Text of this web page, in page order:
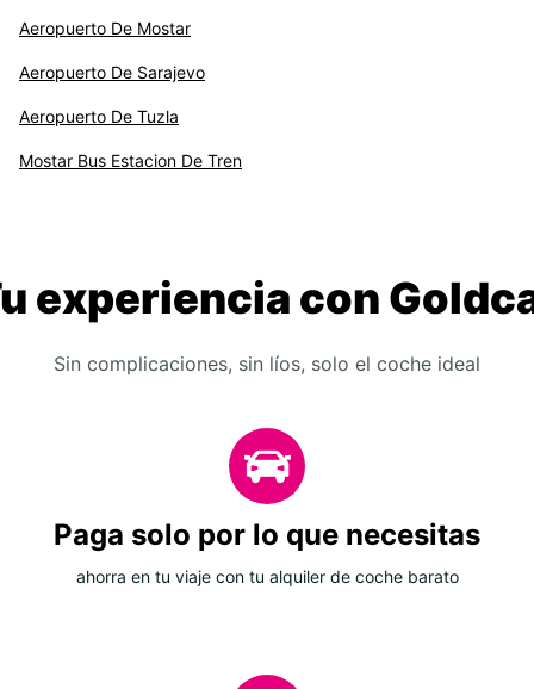
Aeropuerto De Mostar
Aeropuerto De Sarajevo
Aeropuerto De Tuzla
Mostar Bus Estacion De Tren
experiencia con
Sin complicaciones, sin líos, solo el coche ideal
Paga solo por lo que necesitas
ahorra en tu viaje con tu alquiler de coche barato